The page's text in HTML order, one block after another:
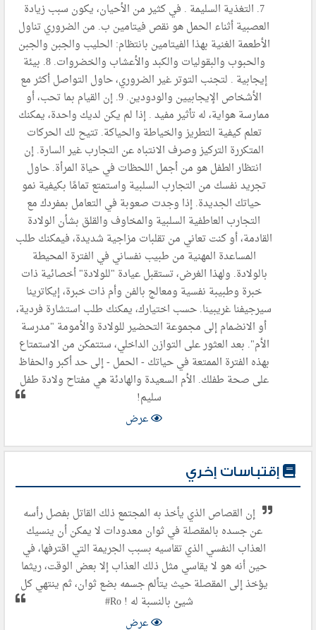
7. التغذية السليمة . في كثير من الأحيان، يكون سبب زيادة
العصبية أثناء الحمل هو نقص فيتامين ب. من الضروري تناول
الأطعمة الغنية بهذا الفيتامين بانتظام: الحليب والجبن والجبن
والحبوب والبقوليات والكبد والأعشاب والخضروات. 8. بيئة
إيجابية . لتجنب التوتر غير الضروري، حاول التواصل أكثر مع
الأشخاص الإيجابيين والودودين. 9. إن القيام بما تحب، أو
ممارسة هواية، له تأثير مفيد . إذا لم يكن لديك واحدة، يمكنك
تعلم كيفية التطريز والخياطة والحياكة. تتيح لك الحركات
المتكررة التركيز وصرف الانتباه عن التجارب غير السارة. إن
انتظار الطفل هو من أجمل اللحظات في حياة المرأة. حاول
تجريد نفسك من التجارب السلبية واستمتع تمامًا بكيفية نمو
حياتك الجديدة. إذا وجدت صعوبة في التعامل بمفردك مع
التجارب العاطفية السلبية والمخاوف والقلق بشأن الولادة
القادمة، أو كنت تعاني من تقلبات مزاجية شديدة، فيمكنك طلب
المساعدة المهنية من طبيب نفساني في الفترة المحيطة
بالولادة. ولهذا الغرض، تستقبل عيادة "للولادة" أخصائية ذات
خبرة وطبيبة نفسية ومعالج بالفن وأم ذات خبرة، إيكاترينا
سيرجيفنا غريبينا. حسب اختيارك، يمكنك طلب استشارة فردية،
أو الانضمام إلى مجموعة التحضير للولادة والأمومة "مدرسة
الأم". بعد العثور على التوازن الداخلي، ستتمكن من الاستمتاع
بهذه الفترة الممتعة في حياتك - الحمل - إلى حد أكبر والحفاظ
على صحة طفلك. الأم السعيدة والهادئة هي مفتاح ولادة طفل
سليم!
عرض
إقتباسات إخري
إن القصاص الذي يأخذ به المجتمع ذلك القاتل بفصل رأسه
عن جسده بالمقصلة في ثوان معدودات لا يمكن أن ينسيك
العذاب النفسي الذي تقاسيه بسبب الجريمة التي اقترفها، في
حين أنه هو لا يقاسي مثل ذلك العذاب إلا بعض الوقت، ريثما
يؤخذ إلى المقصلة حيث يتألم جسمه بضع ثوان، ثم ينتهي كل
شيئ بالنسبة له ! Ro#
عرض